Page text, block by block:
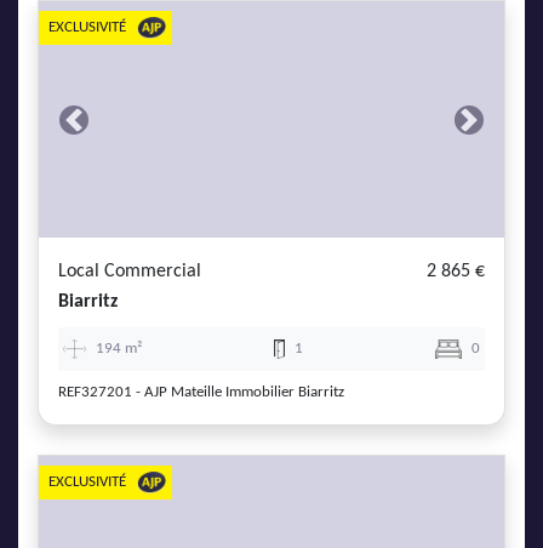
Previous Next
EXCLUSIVITÉ
Local Commercial
2 865 €
Biarritz
194 m² 1 0
REF327201 - AJP Mateille Immobilier Biarritz
EXCLUSIVITÉ